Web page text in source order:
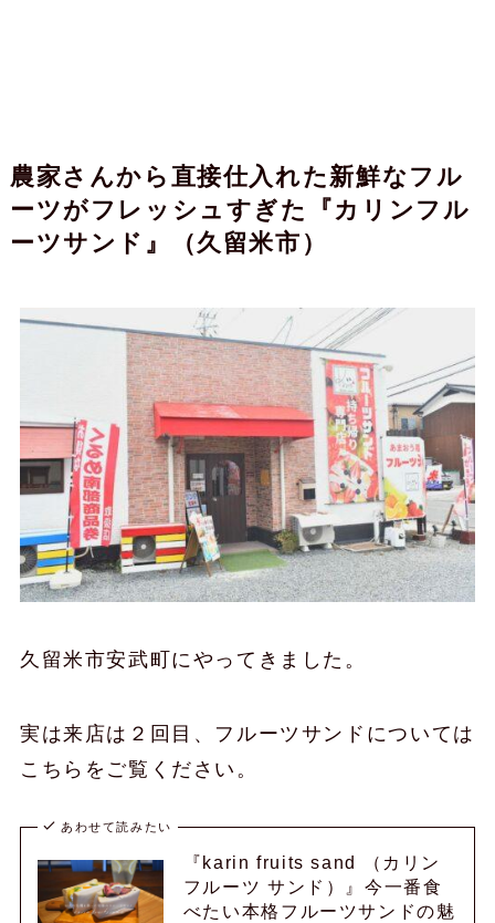
農家さんから直接仕入れた新鮮なフル
ーツがフレッシュすぎた『カリンフル
ーツサンド』（久留米市）
久留米市安武町にやってきました。
実は来店は２回目、フルーツサンドについては
こちらをご覧ください。
あわせて読みたい
『karin fruits sand （カリン
フルーツ サンド）』今一番食
べたい本格フルーツサンドの魅